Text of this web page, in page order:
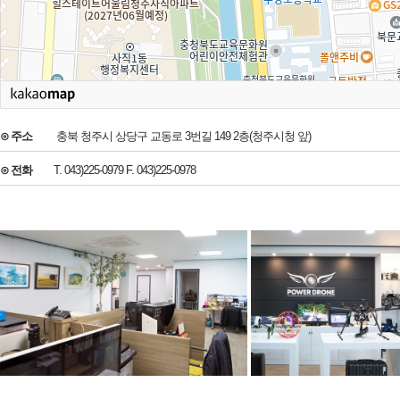
⊙ 주소충북 청주시 상당구 교동로 3번길 149 2층(청주시청 앞)
⊙ 전화T. 043)225-0979 F. 043)225-0978